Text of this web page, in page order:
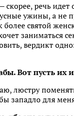
речь идет
ужины, а не
святой
заниматься
вердикт
Вот пусть их
люстру
западло для